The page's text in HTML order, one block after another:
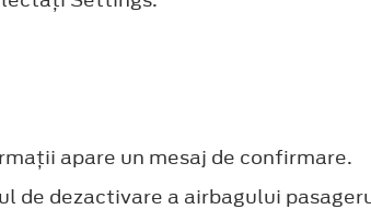
apare un mesaj de confirmare.
dezactivare a airbagului